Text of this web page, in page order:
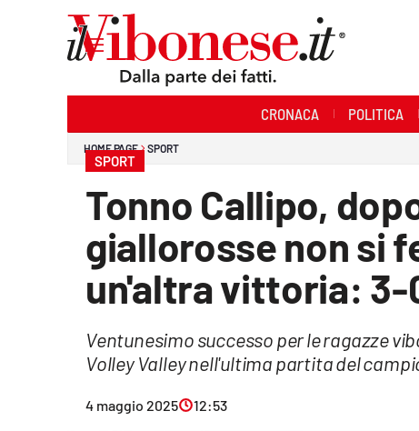
CRONACA POLITICA
HOME PAGE SPORT
SPORT
Tonno Callipo,
giallorosse non si
un'altra vittoria:
Ventunesimo successo per le ragazze
Volley Valley nell'ultima partita del
4 maggio 2025 12:53